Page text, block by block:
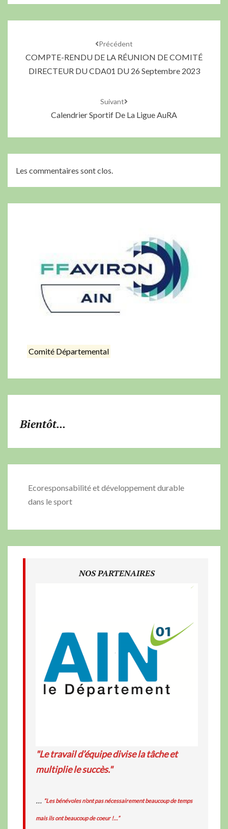
Précédent
COMPTE-RENDU DE LA RÉUNION DE COMITÉ
DIRECTEUR DU CDA01 DU 26 Septembre 2023
Suivant
Calendrier Sportif De La Ligue AuRA
Les commentaires sont clos.
Comité Départemental
Bientôt...
Ecoresponsabilité et développement durable
dans le sport
NOS PARTENAIRES
"Le travail d’équipe divise la tâche et
multiplie le succès."
... “Les bénévoles n’ont pas nécessairement beaucoup de temps
mais ils ont beaucoup de coeur !…”